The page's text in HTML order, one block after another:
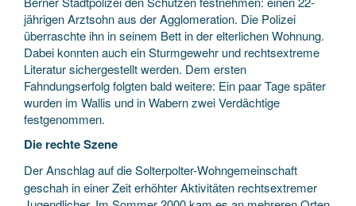
jährigen Arztsohn aus der Agglomeration. Die Polizei
überraschte ihn in seinem Bett in der elterlichen Wohnung.
Dabei konnten auch ein Sturmgewehr und rechtsextreme
Literatur sichergestellt werden. Dem ersten
Fahndungserfolg folgten bald weitere: Ein paar Tage später
wurden im Wallis und in Wabern zwei Verdächtige
festgenommen.
Die rechte Szene
Der Anschlag auf die Solterpolter-Wohngemeinschaft
geschah in einer Zeit erhöhter Aktivitäten rechtsextremer